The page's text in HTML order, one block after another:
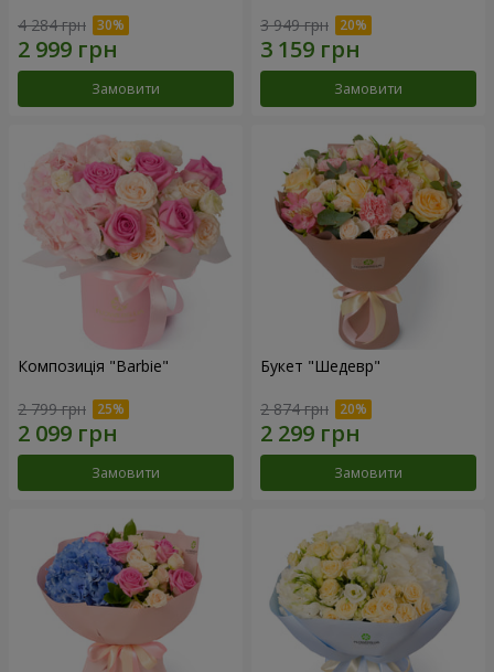
4 284 грн
Замовити
3 949 грн
Замовити
Композиція "Barbie"
2 799 грн
Замовити
Букет "Шедевр"
2 874 грн
Замовити